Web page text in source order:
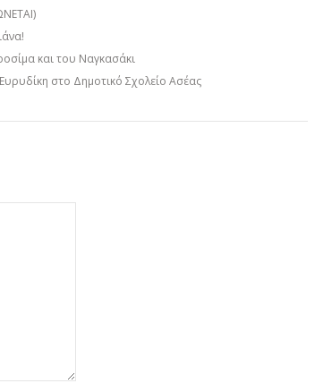
και του Ναγκασάκι
στο Δημοτικό Σχολείο Ασέας